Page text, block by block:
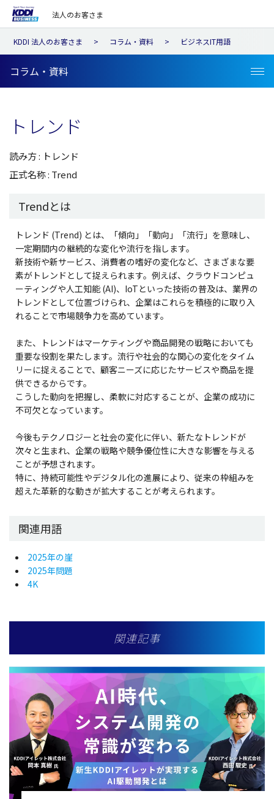
法人のお客さま
KDDI 法人のお客さま コラム・資料 ビジネスIT用語
コラム・資料
トレンド
読み方 : トレンド
正式名称 : Trend
Trendとは
トレンド (Trend) とは、「傾向」「動向」「流行」を意味し、
一定期間内の継続的な変化や流行を指します。
新技術や新サービス、消費者の嗜好の変化など、さまざまな要
素がトレンドとして捉えられます。例えば、クラウドコンピュ
ーティングや人工知能 (AI)、IoTといった技術の普及は、業界の
トレンドとして位置づけられ、企業はこれらを積極的に取り入
れることで市場競争力を高めています。
また、トレンドはマーケティングや商品開発の戦略においても
重要な役割を果たします。流行や社会的な関心の変化をタイム
リーに捉えることで、顧客ニーズに応じたサービスや商品を提
供できるからです。
こうした動向を把握し、柔軟に対応することが、企業の成功に
不可欠となっています。
今後もテクノロジーと社会の変化に伴い、新たなトレンドが
次々と生まれ、企業の戦略や競争優位性に大きな影響を与える
ことが予想されます。
特に、持続可能性やデジタル化の進展により、従来の枠組みを
超えた革新的な動きが拡大することが考えられます。
関連用語
2025年の崖
2025年問題
4K
関連記事